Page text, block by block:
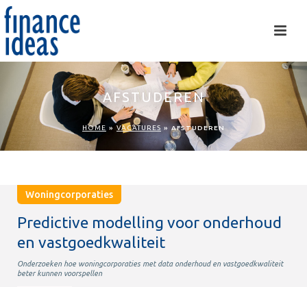
AFSTUDEREN
HOME » VACATURES » AFSTUDEREN
Woningcorporaties
Predictive modelling voor onderhoud
en vastgoedkwaliteit
Onderzoeken hoe woningcorporaties met data onderhoud en vastgoedkwaliteit
beter kunnen voorspellen